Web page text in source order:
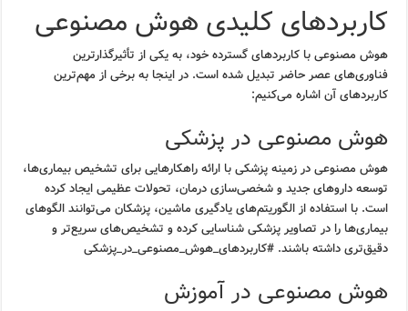
کاربردهای کلیدی هوش مصنوعی
هوش مصنوعی با کاربردهای گسترده خود، به یکی از تأثیرگذارترین
فناوری‌های عصر حاضر تبدیل شده است. در اینجا به برخی از مهم‌ترین
کاربردهای آن اشاره می‌کنیم:
هوش مصنوعی در پزشکی
هوش مصنوعی در زمینه پزشکی با ارائه راهکارهایی برای تشخیص بیماری‌ها،
توسعه داروهای جدید و شخصی‌سازی درمان، تحولات عظیمی ایجاد کرده
است. با استفاده از الگوریتم‌های یادگیری ماشین، پزشکان می‌توانند الگوهای
بیماری‌ها را در تصاویر پزشکی شناسایی کرده و تشخیص‌های سریع‌تر و
دقیق‌تری داشته باشند. #کاربردهای_هوش_مصنوعی_در_پزشکی
هوش مصنوعی در آموزش